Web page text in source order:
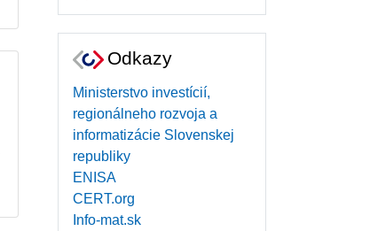
Odkazy
Ministerstvo investícií,
regionálneho rozvoja a
informatizácie Slovenskej
republiky
ENISA
CERT.org
Info-mat.sk